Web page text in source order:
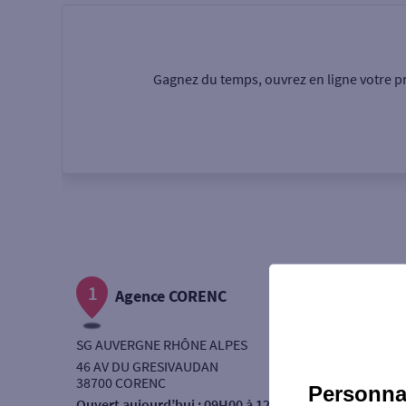
Autour de moi
Gagnez du temps, ouvrez en ligne votre
1 Agence CORENC
SG AUVERGNE RHÔNE ALPES
46 AV DU GRESIVAUDAN
38700 CORENC